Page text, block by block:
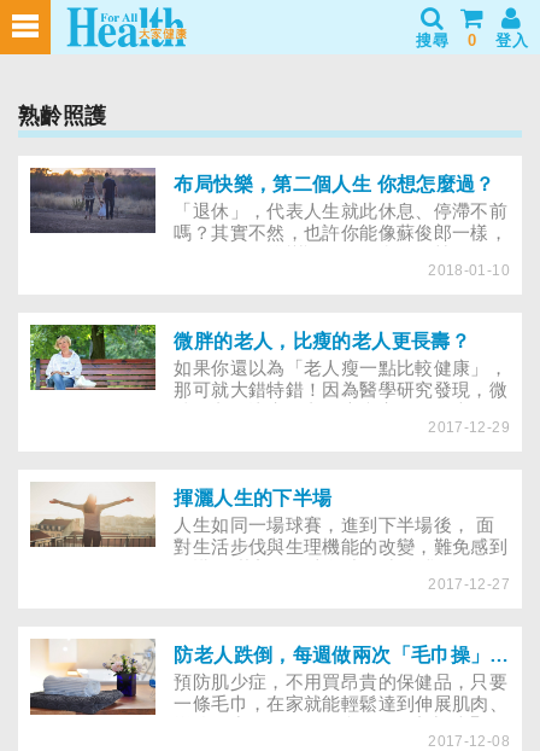
搜尋 0 登入
熟齡照護
布局快樂，第二個人生 你想怎麼過？
「退休」，代表人生就此休息、停滯不前
嗎？其實不然，也許你能像蘇俊郎一樣，
究，或像家庭主婦徐羅蘭，因蛋糕意外拓
嶄新之門！有些人步入中年、小孩都長大
出社會後，可能會想，「辛苦工作一輩
子，假如可以退休的話，我想……」「如
果不用天天趕車、趕打卡上班，也許我可
以……」不工作的生活真的比較好嗎？有
過得更精彩！
2018-01-10
微胖的老人，比瘦的老人更長壽？
如果你還以為「老人瘦一點比較健康」，
那可就大錯特錯！因為醫學研究發現，微
2017-12-29
揮灑人生的下半場
人生如同一場球賽，進到下半場後， 面
對生活步伐與生理機能的改變，難免感到
「心」出發， 調適好心態，繼續揮灑人
夢寐以求的美景。對Jean而言，卻是一
天中最難熬的時刻，因為這提醒她「又虛
度了一天」，所以，每到傍晚，她便急忙
逃離家中，趁晚餐前找些事情來做，擺脫
2017-12-27
防老人跌倒，每週做兩次「毛巾操」，改善肌少症！
預防肌少症，不用買昂貴的保健品，只要
一條毛巾，在家就能輕鬆達到伸展肌肉、
示，台灣50歲以上的老人家，每3人就有
2017-12-08